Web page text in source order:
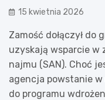
15 kwietnia 2026
Zamość dołączył do
uzyskają wsparcie w
najmu (SAN). Choć
agencja powstanie
do programu